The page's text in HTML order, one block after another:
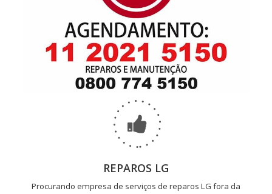
REPAROS LG
Procurando empresa de serviços de reparos LG fora da